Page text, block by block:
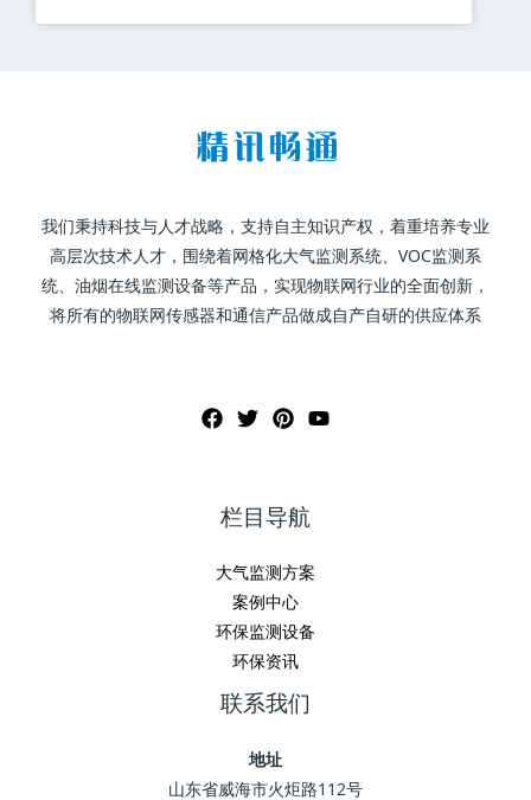
我们秉持科技与人才战略，支持自主知识产权，着重培养专业
高层次技术人才，围绕着网格化大气监测系统、VOC监测系
统、油烟在线监测设备等产品，实现物联网行业的全面创新，
将所有的物联网传感器和通信产品做成自产自研的供应体系
栏目导航
大气监测方案
案例中心
环保监测设备
环保资讯
联系我们
地址
山东省威海市火炬路112号